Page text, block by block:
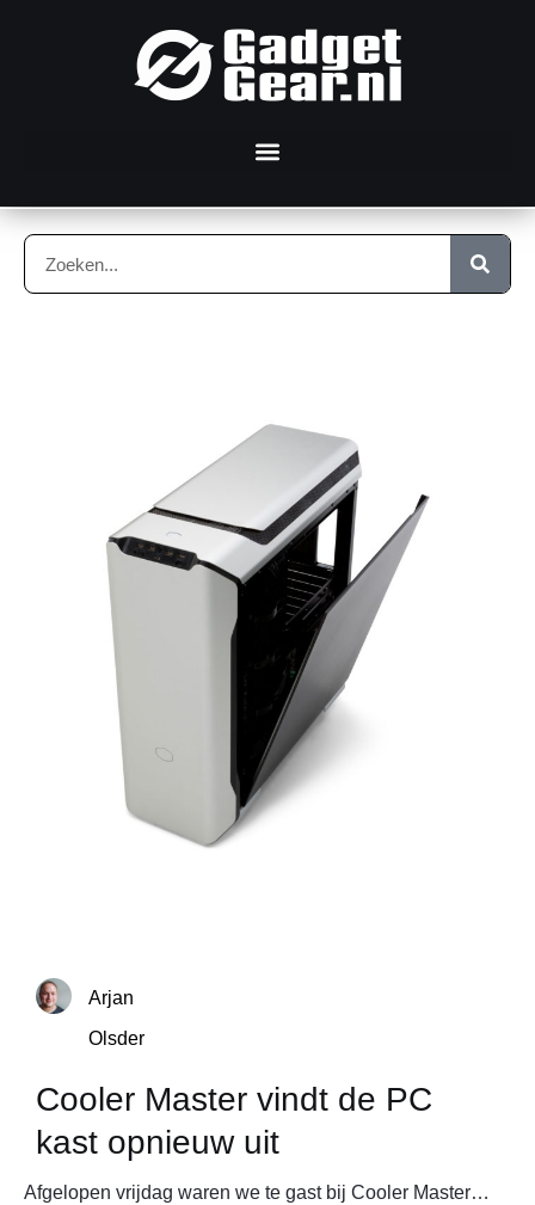
Arjan
Olsder
Cooler Master vindt de PC
kast opnieuw uit
Afgelopen vrijdag waren we te gast bij Cooler Master…